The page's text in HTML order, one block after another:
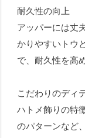
耐久性の向上
アッパーには丈
かりやすいトウ
で、耐久性を高
こだわりのディ
ハトメ飾りの特
のパターンなど